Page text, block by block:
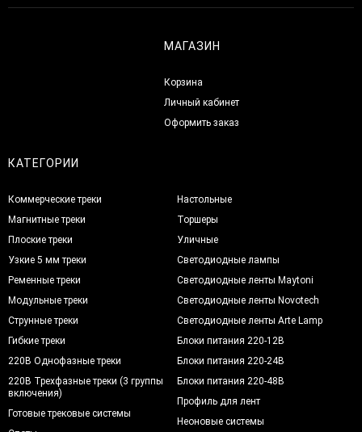
МАГАЗИН
Корзина
Личный кабинет
Оформить заказ
КАТЕГОРИИ
Коммерческие треки
Магнитные треки
Плоские треки
Узкие 5 мм треки
Ременные треки
Модульные треки
Струнные треки
Гибкие треки
220В Однофазные треки
220В Трехфазные треки (3 группы
включения)
Готовые трековые системы
Настольные
Торшеры
Уличные
Светодиодные лампы
Светодиодные ленты Maytoni
Светодиодные ленты Novotech
Светодиодные ленты Arte Lamp
Блоки питания 220-12В
Блоки питания 220-24В
Блоки питания 220-48В
Профиль для лент
Неоновые системы